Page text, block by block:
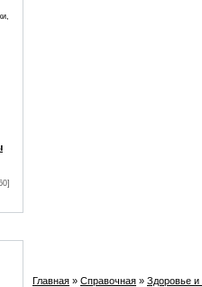
Главная » Справочная » Здоровье и